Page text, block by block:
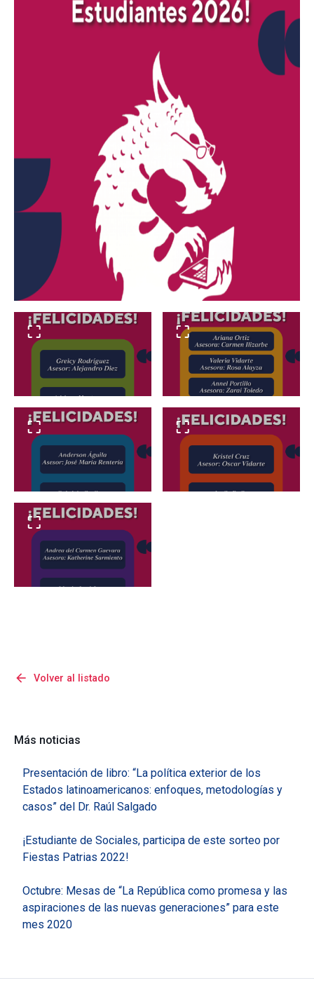
arrow_back Volver al listado
Más noticias
Presentación de libro: “La política exterior de los
Estados latinoamericanos: enfoques, metodologías y
casos” del Dr. Raúl Salgado
¡Estudiante de Sociales, participa de este sorteo por
Fiestas Patrias 2022!
Octubre: Mesas de “La República como promesa y las
aspiraciones de las nuevas generaciones” para este
mes 2020